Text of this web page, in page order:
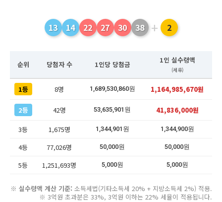
13 14 22 27 30 38 + 2
순위 당첨자 수 1인당 당첨금 1인 실수령액
(세후)
1등 8명 1,689,530,860원 1,164,985,670원
2등 42명 53,635,901원 41,836,000원
3등 1,675명 1,344,901원 1,344,900원
4등 77,026명 50,000원 50,000원
5등 1,251,693명 5,000원 5,000원
※ 실수령액 계산 기준: 소득세법(기타소득세 20% + 지방소득세 2%) 적용.
※ 3억원 초과분은 33%, 3억원 이하는 22% 세율이 적용됩니다.